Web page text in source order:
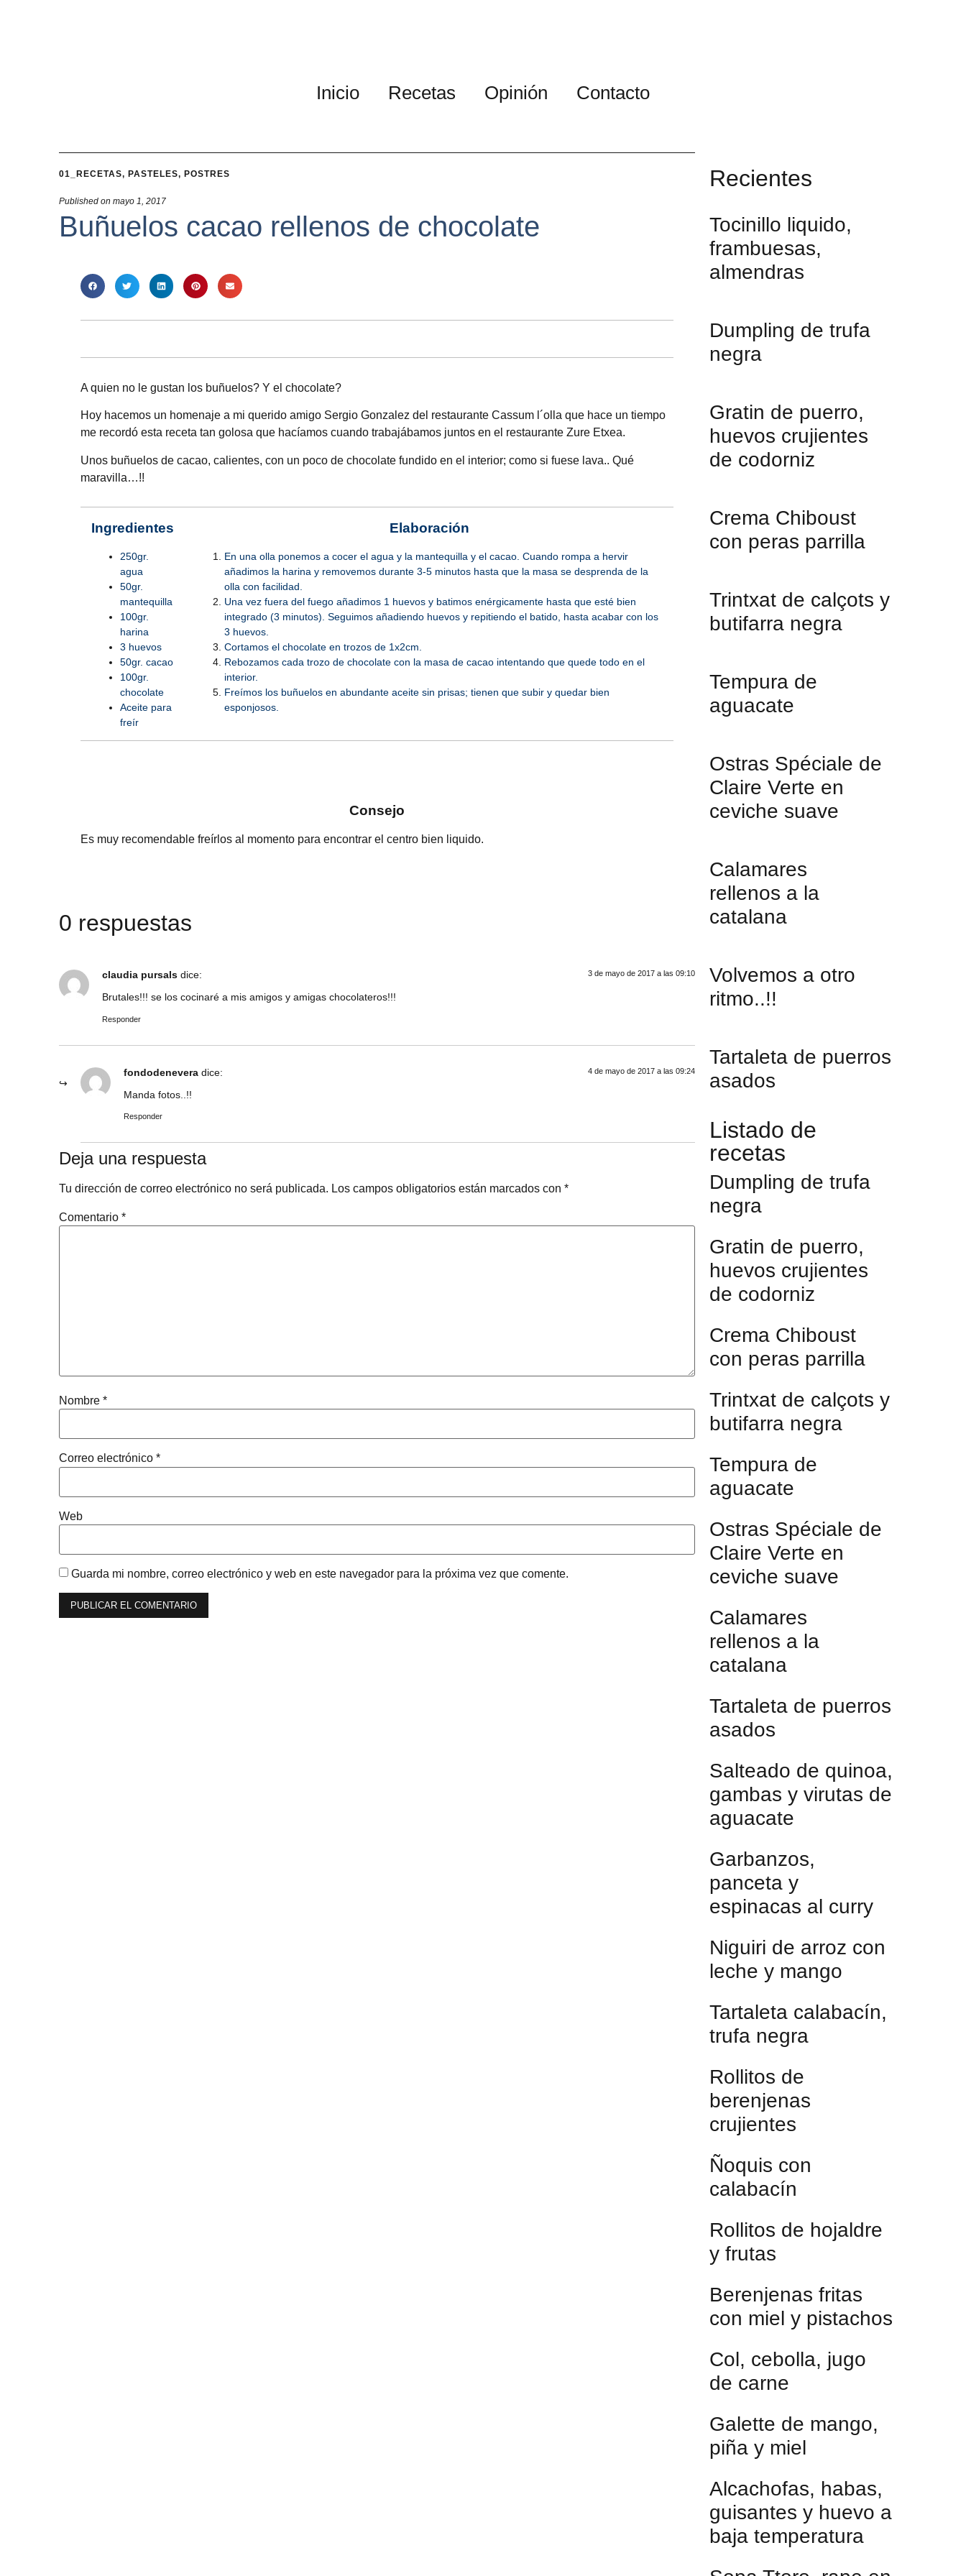
Inicio Recetas Opinión Contacto
01_RECETAS, PASTELES, POSTRES
Published on mayo 1, 2017
Buñuelos cacao rellenos de chocolate
A quien no le gustan los buñuelos? Y el chocolate?
Hoy hacemos un homenaje a mi querido amigo Sergio Gonzalez del restaurante Cassum l´olla que hace un tiempo
me recordó esta receta tan golosa que hacíamos cuando trabajábamos juntos en el restaurante Zure Etxea.
Unos buñuelos de cacao, calientes, con un poco de chocolate fundido en el interior; como si fuese lava.. Qué
maravilla…!!
Ingredientes
250gr.
agua
50gr.
mantequilla
100gr.
harina
3 huevos
50gr. cacao
100gr.
chocolate
Aceite para
freír
Elaboración
En una olla ponemos a cocer el agua y la mantequilla y el cacao. Cuando rompa a hervir
añadimos la harina y removemos durante 3-5 minutos hasta que la masa se desprenda de la
olla con facilidad.
Una vez fuera del fuego añadimos 1 huevos y batimos enérgicamente hasta que esté bien
integrado (3 minutos). Seguimos añadiendo huevos y repitiendo el batido, hasta acabar con los
3 huevos.
Cortamos el chocolate en trozos de 1x2cm.
Rebozamos cada trozo de chocolate con la masa de cacao intentando que quede todo en el
interior.
Freímos los buñuelos en abundante aceite sin prisas; tienen que subir y quedar bien
esponjosos.
Consejo
Es muy recomendable freírlos al momento para encontrar el centro bien liquido.
0 respuestas
claudia pursals dice: 3 de mayo de 2017 a las 09:10
Brutales!!! se los cocinaré a mis amigos y amigas chocolateros!!!
Responder
fondodenevera dice: 4 de mayo de 2017 a las 09:24
Manda fotos..!!
Responder
Deja una respuesta
Tu dirección de correo electrónico no será publicada. Los campos obligatorios están marcados con *
Comentario *
Nombre *
Correo electrónico *
Web
Guarda mi nombre, correo electrónico y web en este navegador para la próxima vez que comente.
Recientes
Tocinillo liquido,
frambuesas,
almendras
Dumpling de trufa
negra
Gratin de puerro,
huevos crujientes
de codorniz
Crema Chiboust
con peras parrilla
Trintxat de calçots y
butifarra negra
Tempura de
aguacate
Ostras Spéciale de
Claire Verte en
ceviche suave
Calamares
rellenos a la
catalana
Volvemos a otro
ritmo..!!
Tartaleta de puerros
asados
Listado de
recetas
Dumpling de trufa
negra
Gratin de puerro,
huevos crujientes
de codorniz
Crema Chiboust
con peras parrilla
Trintxat de calçots y
butifarra negra
Tempura de
aguacate
Ostras Spéciale de
Claire Verte en
ceviche suave
Calamares
rellenos a la
catalana
Tartaleta de puerros
asados
Salteado de quinoa,
gambas y virutas de
aguacate
Garbanzos,
panceta y
espinacas al curry
Niguiri de arroz con
leche y mango
Tartaleta calabacín,
trufa negra
Rollitos de
berenjenas
crujientes
Ñoquis con
calabacín
Rollitos de hojaldre
y frutas
Berenjenas fritas
con miel y pistachos
Col, cebolla, jugo
de carne
Galette de mango,
piña y miel
Alcachofas, habas,
guisantes y huevo a
baja temperatura